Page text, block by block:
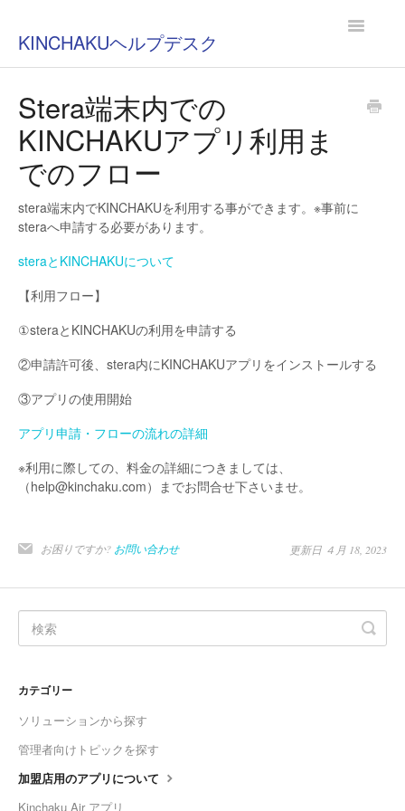
KINCHAKUヘルプデスク
Toggle
Stera端末内での
KINCHAKUアプリ利用ま
でのフロー
stera端末内でKINCHAKUを利用する事ができます。※事前に
steraへ申請する必要があります。
steraとKINCHAKUについて
【利用フロー】
①steraとKINCHAKUの利用を申請する
②申請許可後、stera内にKINCHAKUアプリをインストールする
③アプリの使用開始
アプリ申請・フローの流れの詳細
※利用に際しての、料金の詳細につきましては、
（help@kinchaku.com）までお問合せ下さいませ。
お困りですか? お問い合わせ 更新日 ４月 18, 2023
カテゴリー
ソリューションから探す
管理者向けトピックを探す
加盟店用のアプリについて
Kinchaku Air アプリ